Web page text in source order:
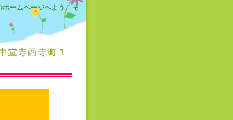
ームページへようこそ